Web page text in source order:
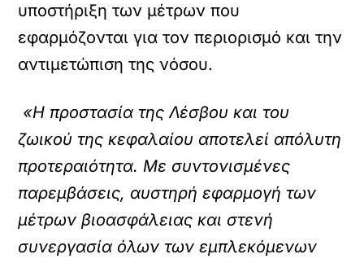
υποστήριξη των μέτρων που
εφαρμόζονται για τον περιορισμό και την
αντιμετώπιση της νόσου.
«Η προστασία της Λέσβου και του
ζωικού της κεφαλαίου αποτελεί απόλυτη
προτεραιότητα. Με συντονισμένες
παρεμβάσεις, αυστηρή εφαρμογή των
μέτρων βιοασφάλειας και στενή
συνεργασία όλων των εμπλεκόμενων